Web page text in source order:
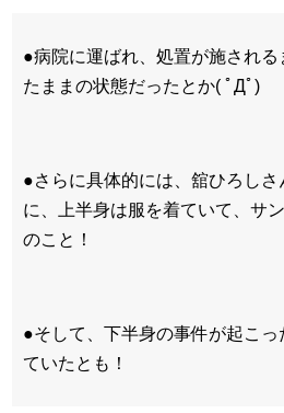
●病院に運ばれ、処置が施され
たままの状態だったとか( ﾟДﾟ)
●さらに具体的には、舘ひろし
に、上半身は服を着ていて、サ
のこと！
●そして、下半身の事件が起こ
ていたとも！